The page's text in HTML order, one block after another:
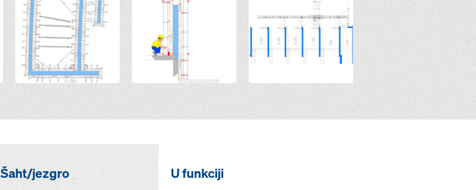
Šaht/jezgro U funkciji